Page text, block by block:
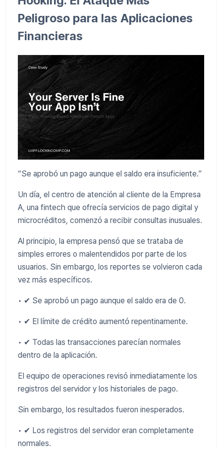
Peligroso para las Aplicaciones
Financieras
“Se aprobó un pago aunque el saldo era insuficiente.”
Un día, el centro de atención al cliente de la Empresa
A, una fintech que ofrecía servicios de pago digital y
microcréditos, comenzó a recibir consultas inusuales.
Al principio, la empresa pensó que se trataba de
simples errores o malentendidos por parte de los
usuarios. Sin embargo, los reportes se volvieron cada
vez más específicos.
• ✔ Se aprobó un pago aunque el saldo era de 0.
• ✔ El límite de crédito aumentó repentinamente.
• ✔ Todas las transacciones parecían normales
dentro de la aplicación.
El equipo de operaciones revisó inmediatamente los
registros del servidor y los historiales de pago.
Sin embargo, los resultados fueron inesperados.
• ✔ Los registros del servidor eran completamente
normales.